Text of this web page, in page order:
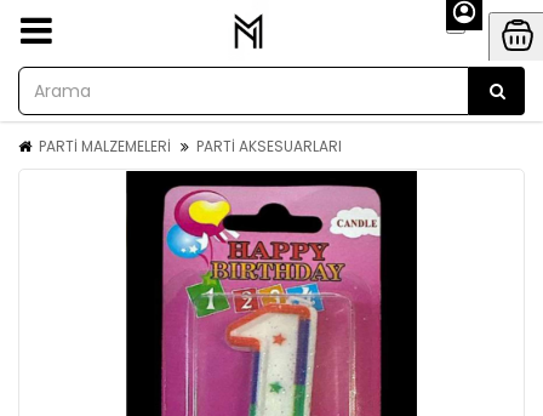
PARTİ MALZEMELERİ PARTİ AKSESUARLARI